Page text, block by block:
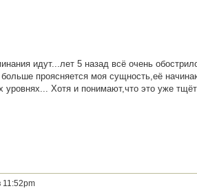
идут...лет 5 назад всё очень
проясняется моя сущность,её
уровнях... Хотя и понимают,что это уже
11:52pm